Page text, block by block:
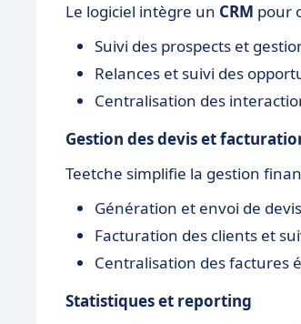
Le logiciel intègre un CRM pour
Suivi des prospects et
Relances et suivi des
Centralisation des
Gestion des devis et
Teetche simplifie la gestion
Génération et envoi de
Facturation des clients et
Centralisation des factures
Statistiques et reporting